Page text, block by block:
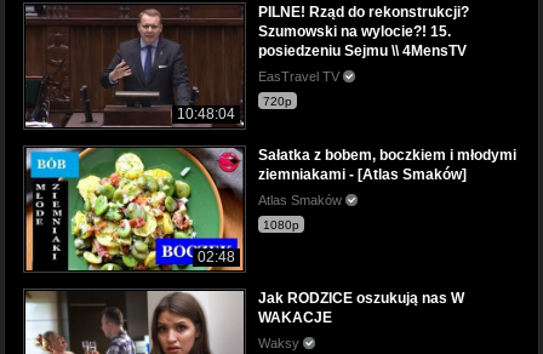
10:48:04
PILNE! Rząd do rekonstrukcji?
Szumowski na wylocie?! 15.
posiedzeniu Sejmu \\ 4MensTV
EasTravel TV
720p
02:48
Sałatka z bobem, boczkiem i młodymi
ziemniakami - [Atlas Smaków]
Atlas Smaków
1080p
Jak RODZICE oszukują nas W
WAKACJE
Waksy